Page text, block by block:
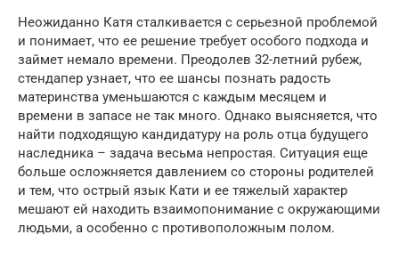
Неожиданно Катя сталкивается с серьезной проблемой
и понимает, что ее решение требует особого подхода и
займет немало времени. Преодолев 32-летний рубеж,
стендапер узнает, что ее шансы познать радость
материнства уменьшаются с каждым месяцем и
времени в запасе не так много. Однако выясняется, что
найти подходящую кандидатуру на роль отца будущего
наследника – задача весьма непростая. Ситуация еще
больше осложняется давлением со стороны родителей
и тем, что острый язык Кати и ее тяжелый характер
мешают ей находить взаимопонимание с окружающими
людьми, а особенно с противоположным полом.